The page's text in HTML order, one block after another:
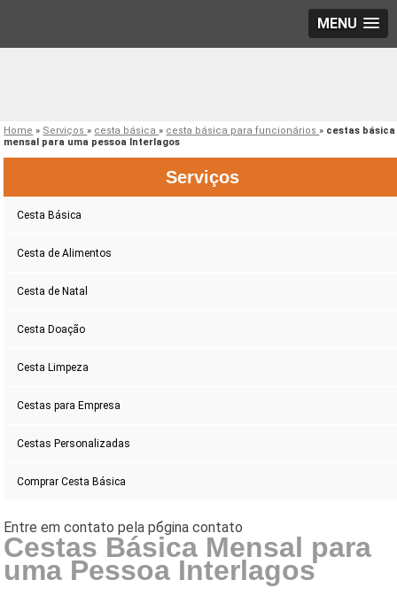
MENU
Home » Serviços» cesta básica» cesta básica para funcionários» cestas básica
mensal para uma pessoa Interlagos
Serviços
Cesta Básica
Cesta de Alimentos
Cesta de Natal
Cesta Doação
Cesta Limpeza
Cestas para Empresa
Cestas Personalizadas
Comprar Cesta Básica
Cestas Básica Mensal para
uma Pessoa Interlagos